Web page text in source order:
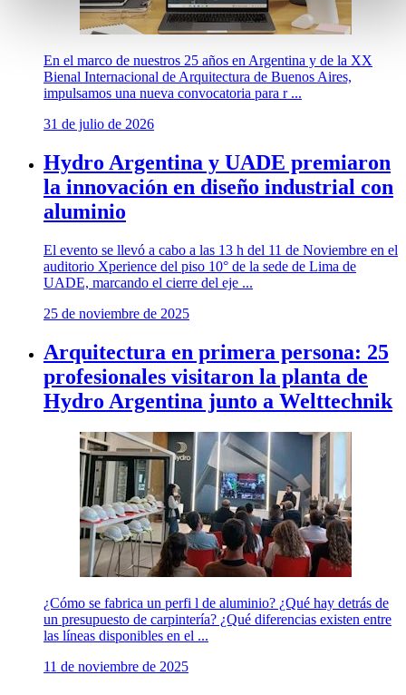
En el marco de nuestros 25 años en Argentina y de la XX
Bienal Internacional de Arquitectura de Buenos Aires,
impulsamos una nueva convocatoria para r ...
31 de julio de 2026
Hydro Argentina y UADE premiaron
la innovación en diseño industrial con
aluminio
El evento se llevó a cabo a las 13 h del 11 de Noviembre en el
auditorio Xperience del piso 10° de la sede de Lima de
UADE, marcando el cierre del eje ...
25 de noviembre de 2025
Arquitectura en primera persona: 25
profesionales visitaron la planta de
Hydro Argentina junto a Welttechnik
¿Cómo se fabrica un perfi l de aluminio? ¿Qué hay detrás de
un presupuesto de carpintería? ¿Qué diferencias existen entre
las líneas disponibles en el ...
11 de noviembre de 2025